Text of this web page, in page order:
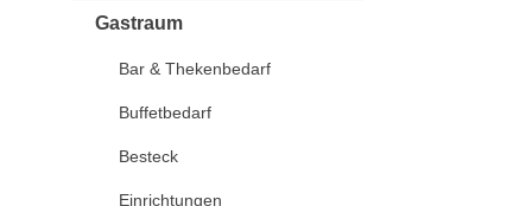
Gastraum
Bar & Thekenbedarf
Buffetbedarf
Besteck
Einrichtungen